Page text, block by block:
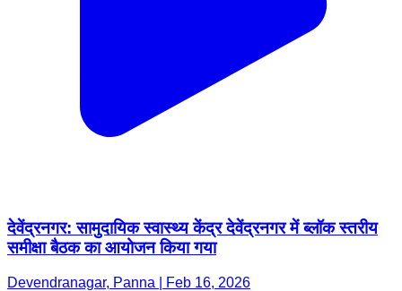
देवेंद्रनगर: सामुदायिक स्वास्थ्य केंद्र देवेंद्रनगर में ब्लॉक स्तरीय
समीक्षा बैठक का आयोजन किया गया
Devendranagar, Panna | Feb 16, 2026